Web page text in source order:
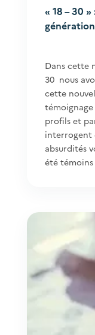
« 18 – 30
génération
Dans cette
30 nous
cette
profils et
interrogent
absurdités
été